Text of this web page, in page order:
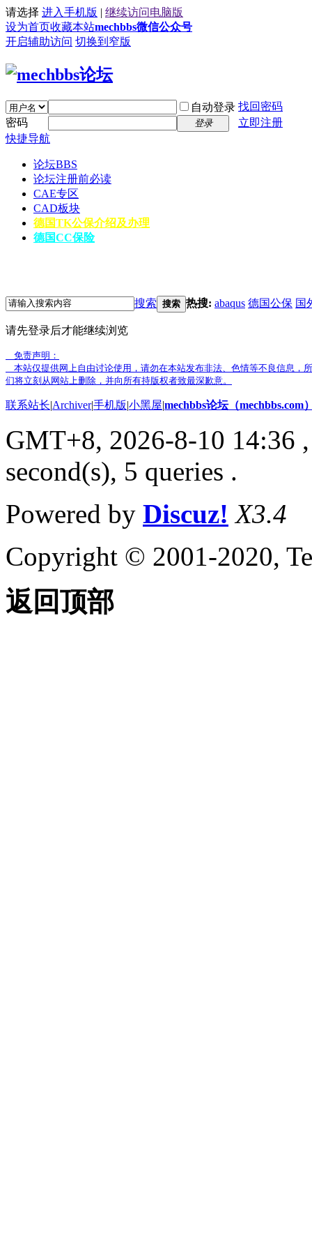
请选择 进入手机版 | 继续访问电脑版
设为首页收藏本站mechbbs微信公众号
开启辅助访问 切换到窄版
自动登录 找回密码
密码
登录
立即注册
快捷导航
论坛BBS
论坛注册前必读
CAE专区
CAD板块
德国TK公保介绍及办理
德国CC保险
搜索 搜索 热搜: abaqus 德国公保 国
请先登录后才能继续浏览
免责声明：
本站仅提供网上自由讨论使用，请勿在本站发布非法、色情等不良信息，
们将立刻从网站上删除，并向所有持版权者致最深歉意。
联系站长|Archiver|手机版|小黑屋|mechbbs论坛（mechbbs.com
GMT+8, 2026-8-10 14:36
second(s), 5 queries .
Powered by Discuz! X3.4
Copyright © 2001-2020,
返回顶部